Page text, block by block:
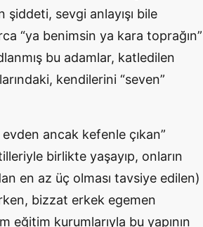
şiddeti, sevgi anlayışı bile
“ya benimsin ya kara toprağın”
bu adamlar, katledilen
kendilerini “seven”
ancak kefenle çıkan”
birlikte yaşayıp, onların
en az üç olması tavsiye edilen)
bizzat erkek egemen
eğitim kurumlarıyla bu yapının